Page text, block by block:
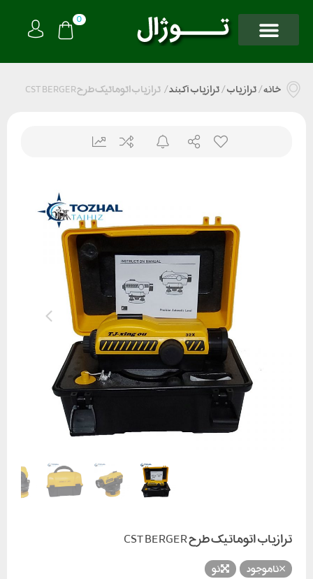
0
خانه/تراز یاب/ترازیاب آکبند/ ترازیاب اتوماتیک طرح CST BERGER
ترازیاب اتوماتیک طرح CST BERGER
ناموجود
نو